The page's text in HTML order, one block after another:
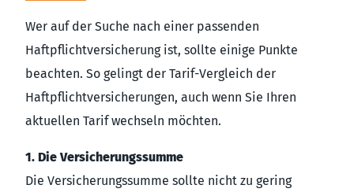
Wer auf der Suche nach einer passenden
Haftpflichtversicherung ist, sollte einige Punkte
beachten. So gelingt der Tarif-Vergleich der
Haftpflichtversicherungen, auch wenn Sie Ihren
aktuellen Tarif wechseln möchten.
1. Die Versicherungssumme
Die Versicherungssumme sollte nicht zu gering